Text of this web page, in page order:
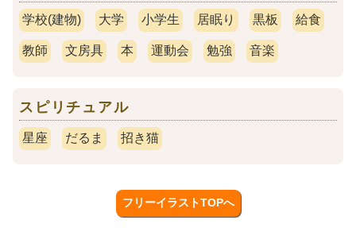
学校(建物) 大学 小学生 居眠り 黒板 給食
教師 文房具 本 運動会 勉強 音楽
スピリチュアル
星座 だるま 招き猫
フリーイラストTOPへ